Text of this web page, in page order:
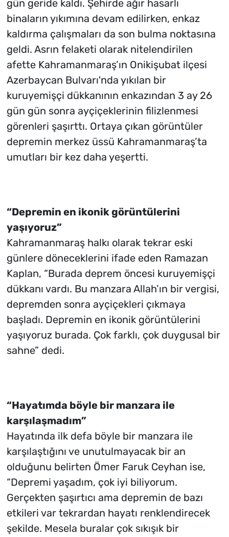
gün geride kaldı. Şehirde ağır hasarlı
binaların yıkımına devam edilirken, enkaz
kaldırma çalışmaları da son bulma noktasına
geldi. Asrın felaketi olarak nitelendirilen
afette Kahramanmaraş’ın Onikişubat ilçesi
Azerbaycan Bulvarı'nda yıkılan bir
kuruyemişçi dükkanının enkazından 3 ay 26
gün gün sonra ayçiçeklerinin filizlenmesi
görenleri şaşırttı. Ortaya çıkan görüntüler
depremin merkez üssü Kahramanmaraş’ta
umutları bir kez daha yeşertti.
“Depremin en ikonik görüntülerini
yaşıyoruz”
Kahramanmaraş halkı olarak tekrar eski
günlere döneceklerini ifade eden Ramazan
Kaplan, “Burada deprem öncesi kuruyemişçi
dükkanı vardı. Bu manzara Allah’ın bir vergisi,
depremden sonra ayçiçekleri çıkmaya
başladı. Depremin en ikonik görüntülerini
yaşıyoruz burada. Çok farklı, çok duygusal bir
sahne” dedi.
“Hayatımda böyle bir manzara ile
karşılaşmadım”
Hayatında ilk defa böyle bir manzara ile
karşılaştığını ve unutulmayacak bir an
olduğunu belirten Ömer Faruk Ceyhan ise,
“Depremi yaşadım, çok iyi biliyorum.
Gerçekten şaşırtıcı ama depremin de bazı
etkileri var tekrardan hayatı renklendirecek
şekilde. Mesela buralar çok sıkışık bir